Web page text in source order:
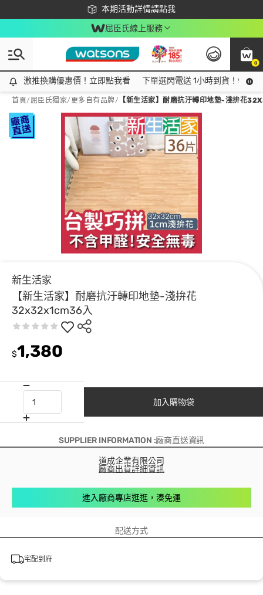
本期活動詳情請點我
下載app最高回饋$350
屈臣氏線上服務
0
激推換購優惠價！立即點我看
激推換購優惠價！立即點我看 下單選閃電送 1小時到貨！領神
首頁/ 屈臣氏獨家/ 更多自有品牌/ 【新生活家】耐磨抗汙轉印地墊-淺拚花
新生活家
【新生活家】耐磨抗汙轉印地墊-淺拚花
32x32x1cm36入
$1,380
加入購物袋
SUPPLIER INFORMATION :廠商直送資訊
道成企業有限公司
廠商出貨詳細資訊
進入廠商專店逛逛，湊免運
配送方式
宅配到府